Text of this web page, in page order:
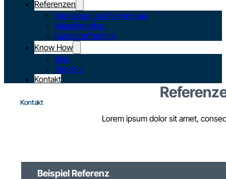
Referenzen
Werkzeug und Formenbau
Maschinenbau
Kunststofftechnik
Know How
Blog
Reports
Kontakt
Kontakt
Lorem ipsum dolor sit amet,
Beispiel Referenz